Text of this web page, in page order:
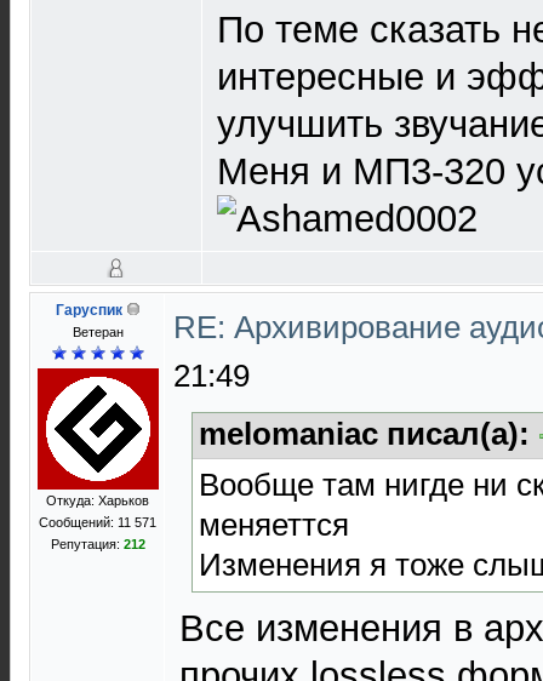
По теме сказать
интересные и
улучшить
Меня и МП3-320
Гаруспик
Ветеран
Откуда: Харьков
Сообщений: 11 571
Репутация: 212
RE: Архивирование
21:49
melomaniac писал(а):
Вообще там нигде ни
меняеттся
Изменения я тоже
Все изменения в